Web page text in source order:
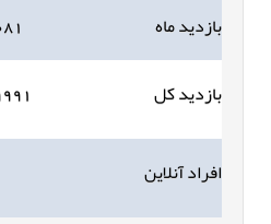
بازدید ماه
بازدید کل
افراد آنلاین